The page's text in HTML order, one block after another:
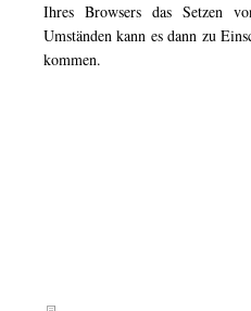
Ihres Browsers das Setzen
Umständen kann es dann zu
kommen.